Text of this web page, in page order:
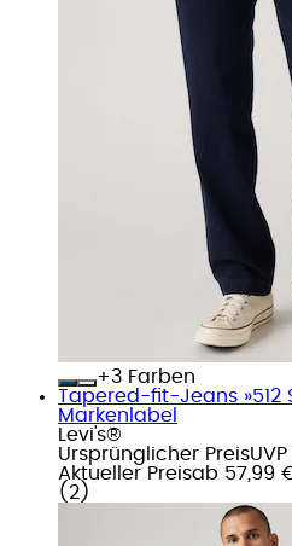
+
Farben
Tapered-fit-Jeans »512
Markenlabel
Levi's®
Ursprünglicher Preis
Aktueller Preisab 57,99
( 2 )